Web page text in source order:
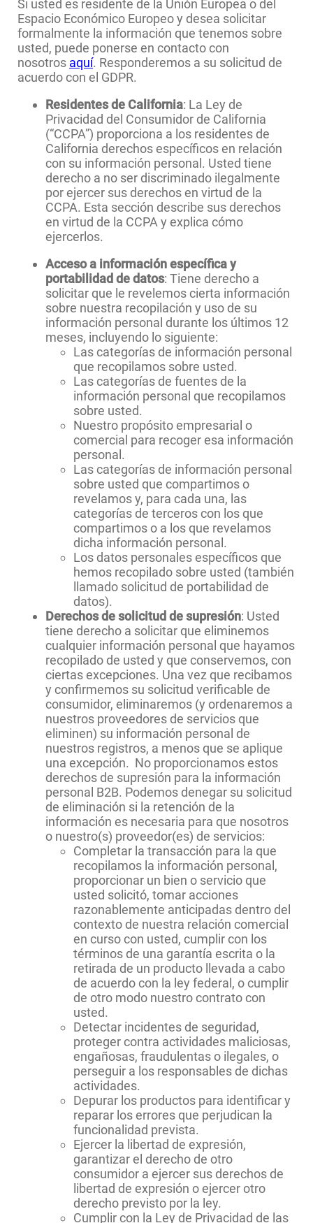
Si usted es residente de la Unión Europea o del
Espacio Económico Europeo y desea solicitar
formalmente la información que tenemos sobre
usted, puede ponerse en contacto con
nosotros aquí. Responderemos a su solicitud de
acuerdo con el GDPR.
Residentes de California: La Ley de
Privacidad del Consumidor de California
(“CCPA”) proporciona a los residentes de
California derechos específicos en relación
con su información personal. Usted tiene
derecho a no ser discriminado ilegalmente
por ejercer sus derechos en virtud de la
CCPA. Esta sección describe sus derechos
en virtud de la CCPA y explica cómo
ejercerlos.
Acceso a información específica y
portabilidad de datos: Tiene derecho a
solicitar que le revelemos cierta información
sobre nuestra recopilación y uso de su
información personal durante los últimos 12
meses, incluyendo lo siguiente:
Las categorías de información personal
que recopilamos sobre usted.
Las categorías de fuentes de la
información personal que recopilamos
sobre usted.
Nuestro propósito empresarial o
comercial para recoger esa información
personal.
Las categorías de información personal
sobre usted que compartimos o
revelamos y, para cada una, las
categorías de terceros con los que
compartimos o a los que revelamos
dicha información personal.
Los datos personales específicos que
hemos recopilado sobre usted (también
llamado solicitud de portabilidad de
datos).
Derechos de solicitud de supresión: Usted
tiene derecho a solicitar que eliminemos
cualquier información personal que hayamos
recopilado de usted y que conservemos, con
ciertas excepciones. Una vez que recibamos
y confirmemos su solicitud verificable de
consumidor, eliminaremos (y ordenaremos a
nuestros proveedores de servicios que
eliminen) su información personal de
nuestros registros, a menos que se aplique
una excepción. No proporcionamos estos
derechos de supresión para la información
personal B2B. Podemos denegar su solicitud
de eliminación si la retención de la
información es necesaria para que nosotros
o nuestro(s) proveedor(es) de servicios:
Completar la transacción para la que
recopilamos la información personal,
proporcionar un bien o servicio que
usted solicitó, tomar acciones
razonablemente anticipadas dentro del
contexto de nuestra relación comercial
en curso con usted, cumplir con los
términos de una garantía escrita o la
retirada de un producto llevada a cabo
de acuerdo con la ley federal, o cumplir
de otro modo nuestro contrato con
usted.
Detectar incidentes de seguridad,
proteger contra actividades maliciosas,
engañosas, fraudulentas o ilegales, o
perseguir a los responsables de dichas
actividades.
Depurar los productos para identificar y
reparar los errores que perjudican la
funcionalidad prevista.
Ejercer la libertad de expresión,
garantizar el derecho de otro
consumidor a ejercer sus derechos de
libertad de expresión o ejercer otro
derecho previsto por la ley.
Cumplir con la Ley de Privacidad de las